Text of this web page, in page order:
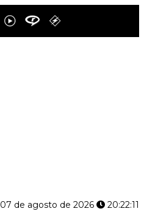
07 de agosto de 2026 20:22:12